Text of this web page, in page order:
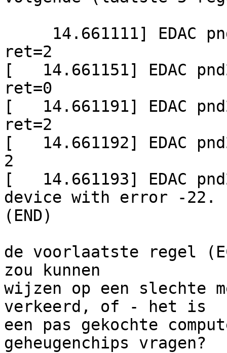
ret=2
[   14.661151] EDAC
ret=0
[   14.661191] EDAC
ret=2
[   14.661192] EDAC
2
[   14.661193] EDAC
device with error -22.
(END)
de voorlaatste regel
zou kunnen
wijzen op een slechte
verkeerd, of - het is
een pas gekochte
geheugenchips vragen?